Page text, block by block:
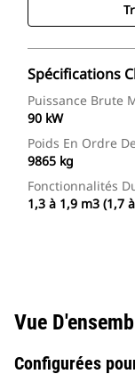
Spécifications
Puissance Brute
90 kW
Poids En Ordre
9865 kg
Fonctionnalités
1,3 à 1,9 m3 (1,7
Vue
Configurées